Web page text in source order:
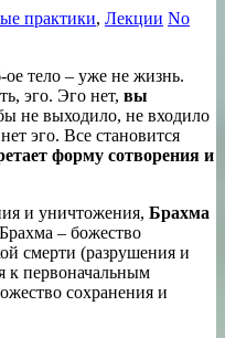
практики, Лекции No
тело – уже не жизнь.
эго. Эго нет, вы
не выходило, не входило
эго. Все становится
форму сотворения и
и уничтожения, Брахма
– божество
смерти (разрушения и
к первоначальным
сохранения и